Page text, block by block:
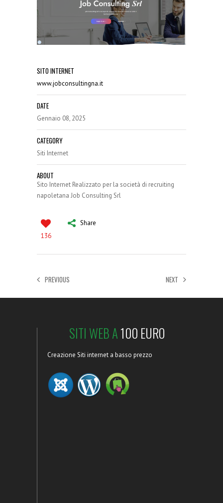
SITO INTERNET
www.jobconsultingna.it
DATE
Gennaio 08, 2025
CATEGORY
Siti Internet
ABOUT
Sito Internet Realizzato per la società di recruiting
napoletana Job Consulting Srl
136
Share
PREVIOUS NEXT
SITI WEB A100 EURO
Creazione Siti internet a basso prezzo